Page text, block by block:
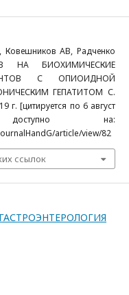
Ковешников АВ, Радченко
НА БИОХИМИЧЕСКИЕ
С ОПИОИДНОЙ
ГЕПАТИТОМ С.
г. [цитируется по 6 август
на:
article/view/82
ссылок